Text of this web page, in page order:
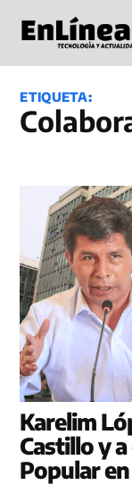
contenido
ETIQUETA:
Karelim
Castillo y
Popular